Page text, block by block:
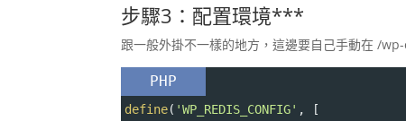
步驟3： 配置環境***
跟一般外掛不一樣的地方，這邊要自己手動在 /
PHP
define( 'WP_REDIS_CONFIG' , [